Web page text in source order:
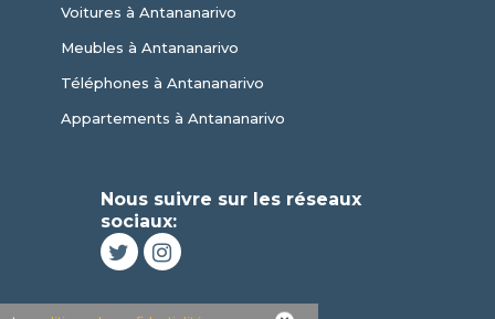
Voitures à Antananarivo
Meubles à Antananarivo
Téléphones à Antananarivo
Appartements à Antananarivo
Nous suivre sur les réseaux
sociaux: